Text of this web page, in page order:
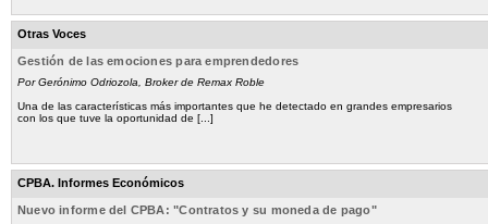
Otras Voces
Gestión de las emociones para emprendedores
Por Gerónimo Odriozola, Broker de Remax Roble
Una de las características más importantes que he detectado en grandes empresarios
con los que tuve la oportunidad de [...]
CPBA. Informes Económicos
Nuevo informe del CPBA: "Contratos y su moneda de pago"